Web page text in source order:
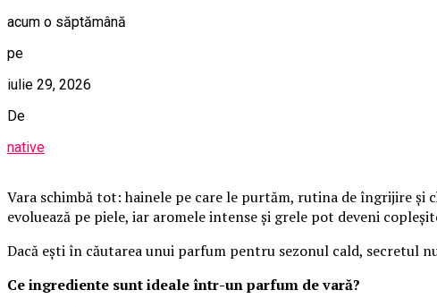
acum o săptămână
pe
iulie 29, 2026
De
native
Vara schimbă tot: hainele pe care le purtăm, rutina de îngrijire
evoluează pe piele, iar aromele intense și grele pot deveni
Dacă ești în căutarea unui parfum pentru sezonul cald,
Ce ingrediente sunt ideale într-un parfum de vară?